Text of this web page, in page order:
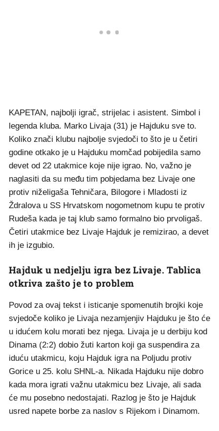
KAPETAN, najbolji igrač, strijelac i asistent. Simbol i
legenda kluba. Marko Livaja (31) je Hajduku sve to.
Koliko znači klubu najbolje svjedoči to što je u četiri
godine otkako je u Hajduku momčad pobijedila samo
devet od 22 utakmice koje nije igrao. No, važno je
naglasiti da su među tim pobjedama bez Livaje one
protiv niželigaša Tehničara, Bilogore i Mladosti iz
Ždralova u SS Hrvatskom nogometnom kupu te protiv
Rudeša kada je taj klub samo formalno bio prvoligaš.
Četiri utakmice bez Livaje Hajduk je remizirao, a devet
ih je izgubio.
Hajduk u nedjelju igra bez Livaje. Tablica
otkriva zašto je to problem
Povod za ovaj tekst i isticanje spomenutih brojki koje
svjedoče koliko je Livaja nezamjenjiv Hajduku je što će
u idućem kolu morati bez njega. Livaja je u derbiju kod
Dinama (2:2) dobio žuti karton koji ga suspendira za
iduću utakmicu, koju Hajduk igra na Poljudu protiv
Gorice u 25. kolu SHNL-a. Nikada Hajduku nije dobro
kada mora igrati važnu utakmicu bez Livaje, ali sada
će mu posebno nedostajati. Razlog je što je Hajduk
usred napete borbe za naslov s Rijekom i Dinamom.